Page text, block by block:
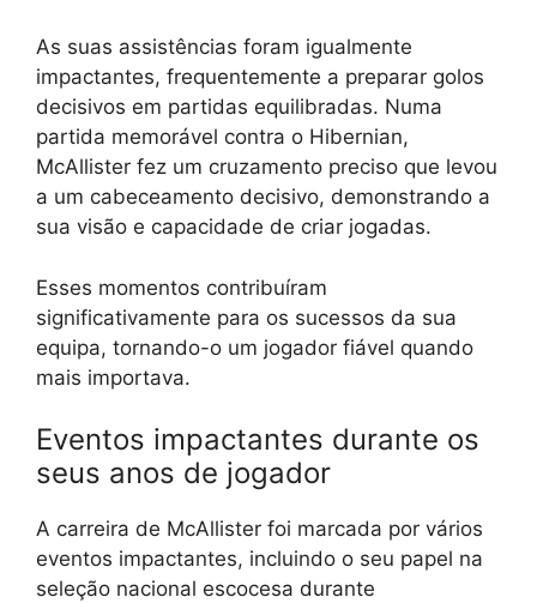
As suas assistências foram igualmente
impactantes, frequentemente a preparar golos
decisivos em partidas equilibradas. Numa
partida memorável contra o Hibernian,
McAllister fez um cruzamento preciso que levou
a um cabeceamento decisivo, demonstrando a
sua visão e capacidade de criar jogadas.
Esses momentos contribuíram
significativamente para os sucessos da sua
equipa, tornando-o um jogador fiável quando
mais importava.
Eventos impactantes durante os
seus anos de jogador
A carreira de McAllister foi marcada por vários
eventos impactantes, incluindo o seu papel na
seleção nacional escocesa durante